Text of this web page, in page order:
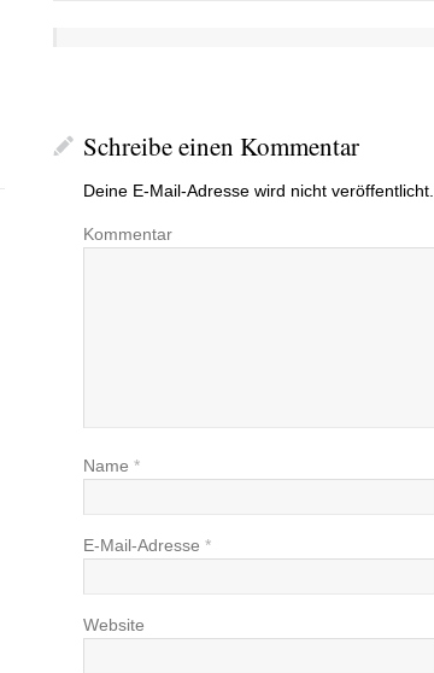
Schreibe einen Kommentar
Deine E-Mail-Adresse wird nicht veröffentlicht.
Kommentar
Name *
E-Mail-Adresse *
Website